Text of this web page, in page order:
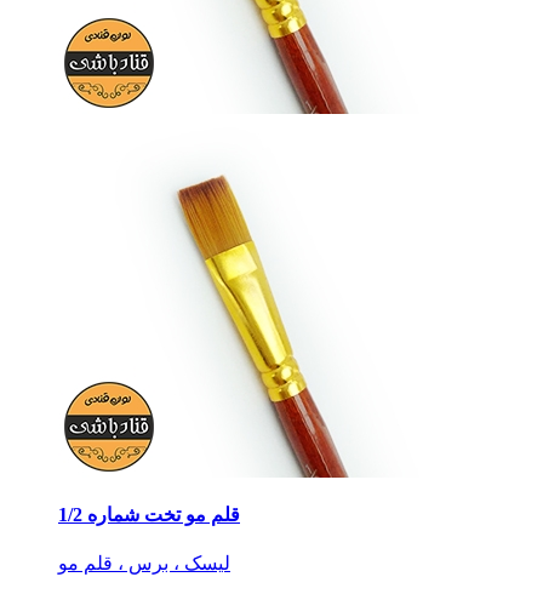
قلم مو تخت شماره 1/2
لیسک ، برس ، قلم مو